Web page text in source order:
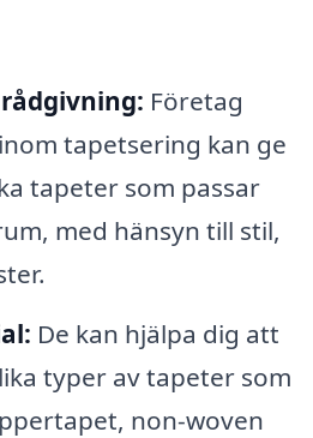
Företag
tapetsering kan ge
tapeter som passar
med hänsyn till stil,
De kan hjälpa dig att
typer av tapeter som
non-woven